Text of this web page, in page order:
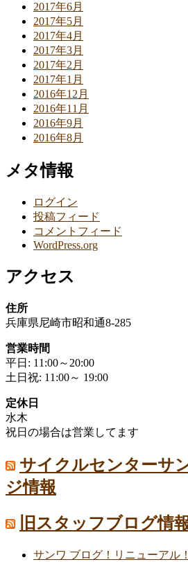
2017年6月
2017年5月
2017年4月
2017年3月
2017年2月
2017年1月
2016年12月
2016年11月
2016年9月
2016年8月
メタ情報
ログイン
投稿フィード
コメントフィード
WordPress.org
アクセス
住所
兵庫県尼崎市昭和通8-285
営業時間
平日: 11:00～20:00
土日祝: 11:00～ 19:00
定休日
水木
祝日の場合は営業してます
サイクルセンターサ
ジ情報
旧スタッフブログ情
サンワ ブログ！リニューアル！